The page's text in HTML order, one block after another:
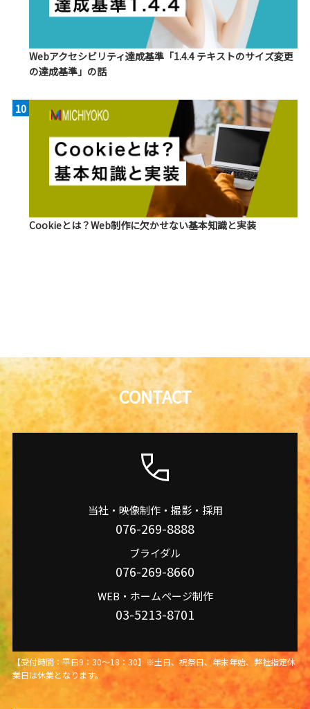
Webアクセシビリティ達成基準「1.4.4 テキストのサイズ変更
の達成基準」の話
10
Cookieとは？Web制作に欠かせない基本知識と実装
CONTACT
当社・映像制作・撮影・採用
076-269-8888
ブライダル
076-269-8660
WEB・ホームページ制作
03-5213-8701
【受付時間：平日9：30～18：30】※土日、祝祭日、年末年始、弊社指定休
業日は休業となります。